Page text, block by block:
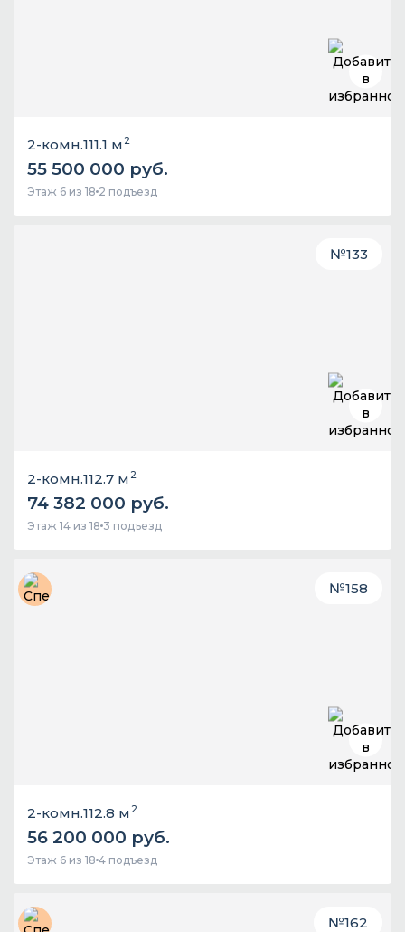
2-комн.111.1 м 2
55 500 000 руб.
Этаж 6 из 18 2 подъезд
№133
2-комн.112.7 м 2
74 382 000 руб.
Этаж 14 из 18 3 подъезд
№158
2-комн.112.8 м 2
56 200 000 руб.
Этаж 6 из 18 4 подъезд
№162